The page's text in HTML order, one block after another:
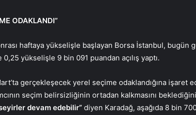
ODAKLANDI”
haftaya yükselişle başlayan Borsa İstanbul, bugün
yükselişle 9 bin 091 puandan açılış yaptı.
gerçekleşecek yerel seçime odaklandığına işaret
seçim belirsizliğinin ortadan kalkmasını
devam edebilir” diyen Karadağ, aşağıda 8 bin